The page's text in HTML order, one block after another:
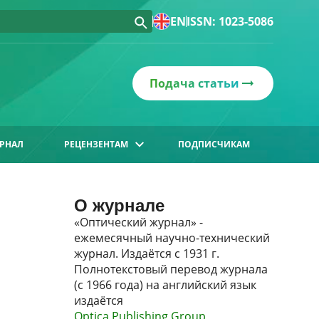
ENISSN: 1023-5086
Подача статьи
РЕЦЕНЗЕНТАМ ПОДПИСЧИКАМ
О журнале
«Оптический журнал» -
ежемесячный научно-технический
журнал. Издаётся с 1931 г.
Полнотекстовый перевод журнала
(с 1966 года) на английский язык
издаётся